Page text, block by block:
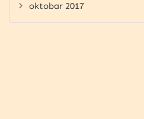
oktobar 2017